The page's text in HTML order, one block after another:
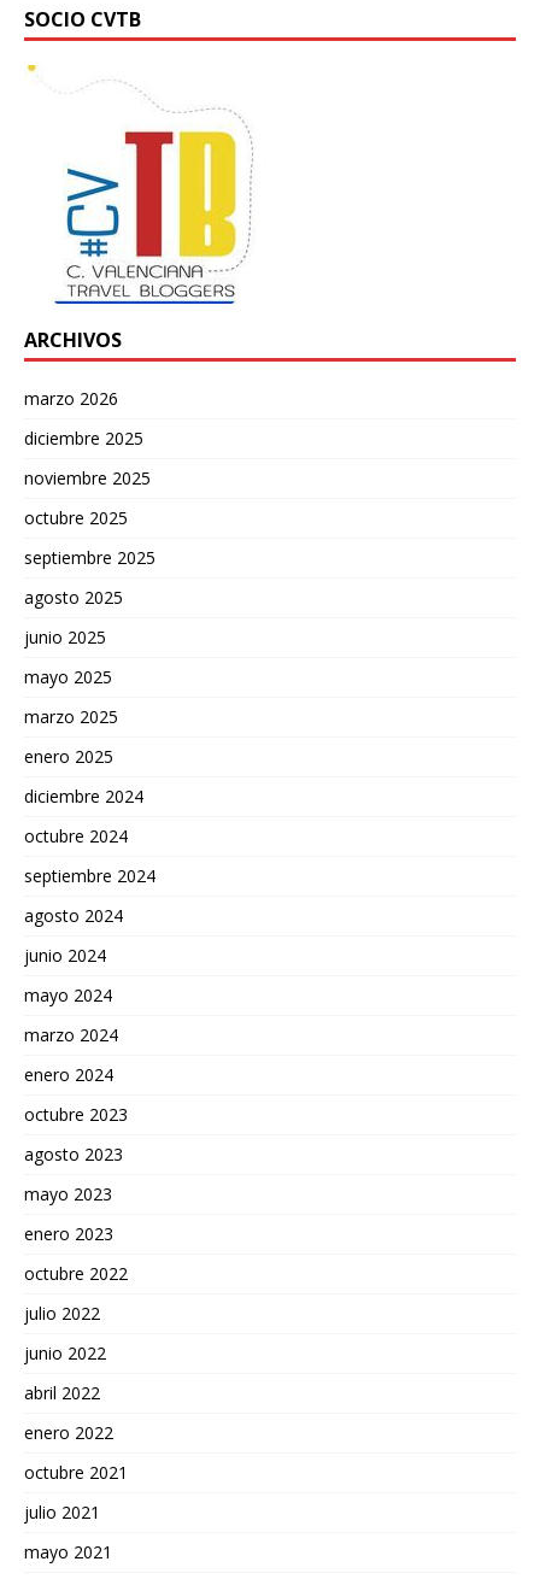
SOCIO CVTB
ARCHIVOS
marzo 2026
diciembre 2025
noviembre 2025
octubre 2025
septiembre 2025
agosto 2025
junio 2025
mayo 2025
marzo 2025
enero 2025
diciembre 2024
octubre 2024
septiembre 2024
agosto 2024
junio 2024
mayo 2024
marzo 2024
enero 2024
octubre 2023
agosto 2023
mayo 2023
enero 2023
octubre 2022
julio 2022
junio 2022
abril 2022
enero 2022
octubre 2021
julio 2021
mayo 2021